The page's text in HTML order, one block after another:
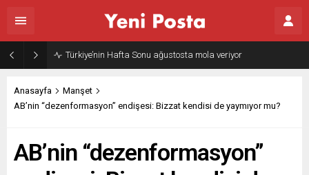
Türkiye’nin Hafta Sonu ağustosta mola veriyor
Anasayfa
Manşet
AB’nin “dezenformasyon” endişesi: Bizzat kendisi de yaymıyor mu?
AB’nin “dezenformasyon”